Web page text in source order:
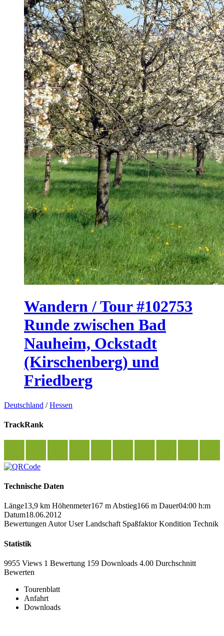
Wandern / Tour #102753
Runde zwischen Bad
Nauheim, Ockstadt
(Kirschenberg) und
Friedberg
Deutschland /Hessen
TrackRank
Technische Daten
Länge13,9 km Höhenmeter167 m Abstieg166 m Dauer04:00 h:m
Datum18.06.2012
Bewertungen Autor User Landschaft Spaßfaktor Kondition Technik
Statistik
9955 Views 1 Bewertung 159 Downloads 4.00 Durchschnitt
Bewerten
Tourenblatt
Anfahrt
Downloads